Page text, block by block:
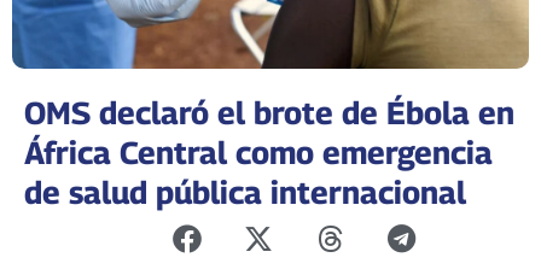
OMS declaró el brote de Ébola en
África Central como emergencia
de salud pública internacional